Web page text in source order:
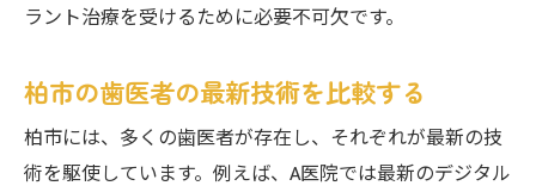
ラント治療を受けるために必要不可欠です。
柏市の歯医者の最新技術を比較する
柏市には、多くの歯医者が存在し、それぞれが最新の技
術を駆使しています。例えば、A医院では最新のデジタル